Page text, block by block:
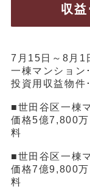
収
7月15日～8月1
一棟マンション
投資用収益物件
■世田谷区一棟
価格5億7,800
料
■世田谷区一棟
価格7億9,800
料